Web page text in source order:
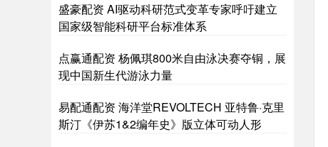
盛豪配资 AI驱动科研范式变革专家呼吁建立
国家级智能科研平台标准体系
点赢通配资 杨佩琪800米自由泳决赛夺铜，展
现中国新生代游泳力量
易配通配资 海洋堂REVOLTECH 亚特鲁·克里
斯汀《伊苏1&2编年史》版立体可动人形